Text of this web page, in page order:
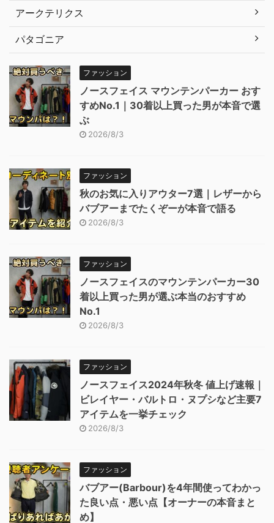
アークテリクス
パタゴニア
ファッション
ノースフェイス マウンテンパーカー おす
すめNo.1｜30着以上買った男が本音で選
ぶ
2026/8/3
ファッション
秋のお気に入りアウター7選｜レザーから
バブアーまでたくぞーが本音で語る
2026/8/3
ファッション
ノースフェイスのマウンテンパーカー30
着以上買った男が選ぶ本当のおすすめ
No.1
2026/8/3
ファッション
ノースフェイス2024年秋冬 値上げ速報｜
ビレイヤー・バルトロ・ヌプシなど主要7
アイテムを一挙チェック
2026/8/3
ファッション
バブアー(Barbour)を4年間使ってわかっ
た良い点・悪い点【オーナーの本音まと
め】